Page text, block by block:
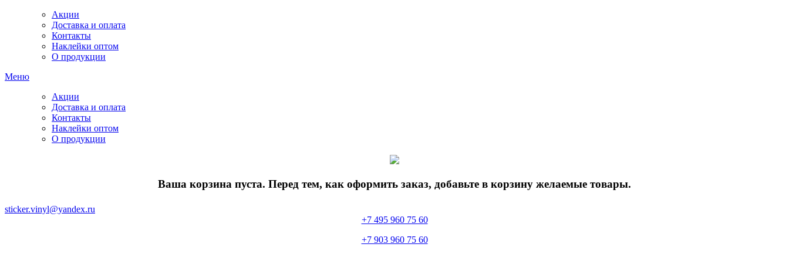
Акции
Доставка и оплата
Контакты
Наклейки оптом
О продукции
Меню
Акции
Доставка и оплата
Контакты
Наклейки оптом
О продукции
Ваша корзина пуста. Перед тем, как оформить заказ, добавьте в корзину желаемые товары.
sticker.vinyl@yandex.ru
+7 495 960 75 60
+7 903 960 75 60